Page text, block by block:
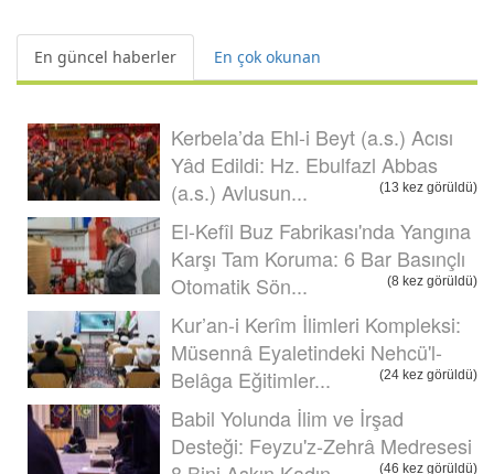
En güncel haberler En çok okunan
Kerbela’da Ehl-i Beyt (a.s.) Acısı
Yâd Edildi: Hz. Ebulfazl Abbas
(a.s.) Avlusun...
(13 kez görüldü)
El-Kefîl Buz Fabrikası'nda Yangına
Karşı Tam Koruma: 6 Bar Basınçlı
Otomatik Sön...
(8 kez görüldü)
Kur’an-i Kerîm İlimleri Kompleksi:
Müsennâ Eyaletindeki Nehcü'l-
Belâga Eğitimler...
(24 kez görüldü)
Babil Yolunda İlim ve İrşad
Desteği: Feyzu'z-Zehrâ Medresesi
(46 kez görüldü)